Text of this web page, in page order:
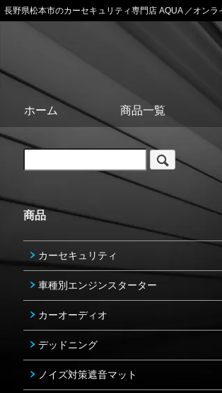
長野県松本市のカーセキュリティ専門店 AQUA ／オンラ
ホーム 商品一覧
商品
カーセキュリティ
車種別エンジンスターター
カーオーディオ
デッドニング
ノイズ対策遮音マット